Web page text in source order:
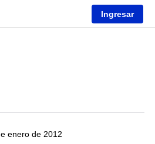
Ingresar
enero de 2012